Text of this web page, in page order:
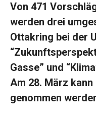
Von 471
werden drei
Ottakring bei der
Gasse” und
Am 28. März
genommen